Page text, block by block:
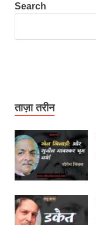
Search
ताज़ा तरीन